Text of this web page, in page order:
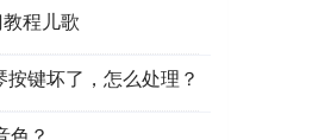
程儿歌
键坏了，怎么处理？
色？